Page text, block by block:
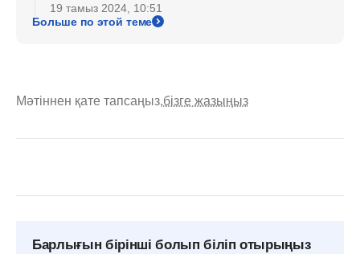
19 тамыз 2024, 10:51
Больше по этой теме
Мәтіннен қате тапсаңыз,бізге жазыңыз
Барлығын бірінші болып біліп отырыңыз